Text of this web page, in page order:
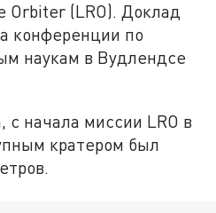
Orbiter (LRO). Доклад
конференции по
наукам в Вудлендсе
с начала миссии LRO в
кратером был